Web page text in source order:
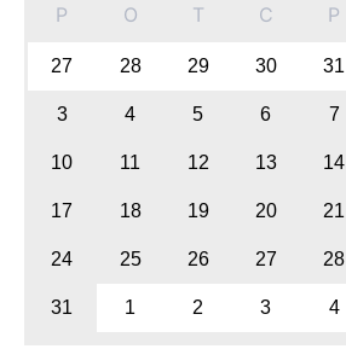
P O T C P
27 28 29 30 31
3 4 5 6 7
10 11 12 13 14
17 18 19 20 21
24 25 26 27 28
31 1 2 3 4